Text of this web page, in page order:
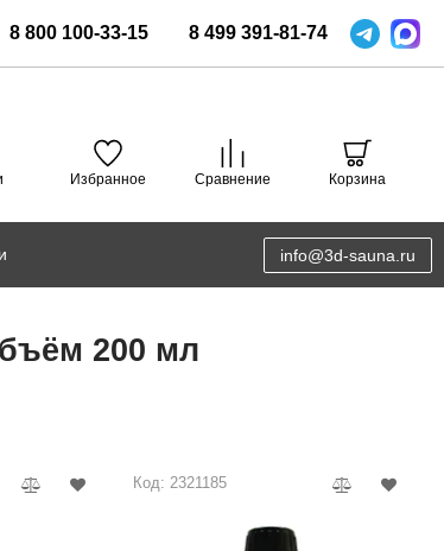
8 800 100-33-15 8 499 391-81-74
Избранное Сравнение Корзина
Руспанель
info@3d-sauna.ru
200 мл
Код: 2321185